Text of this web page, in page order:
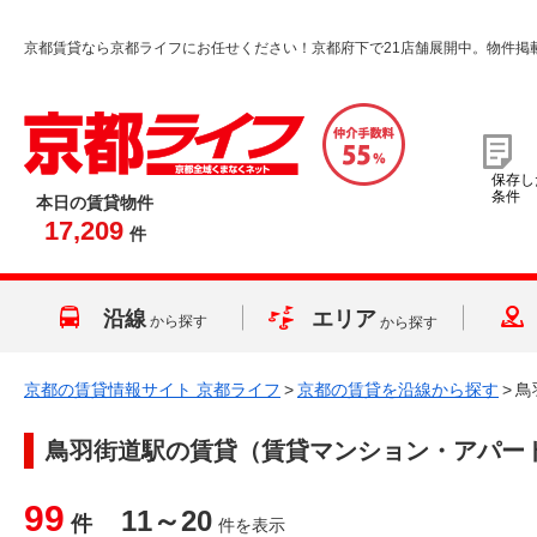
京都賃貸なら京都ライフにお任せください！京都府下で21店舗展開中。物件掲
本日の賃貸物件
17,209 件
保存
条件
沿線 から探す エリア から探す
京都の賃貸情報サイト 京都ライフ >京都の賃貸を沿線から探す > 鳥
鳥羽街道駅の賃貸（賃貸マンション・アパー
99 件 11～20 件を表示